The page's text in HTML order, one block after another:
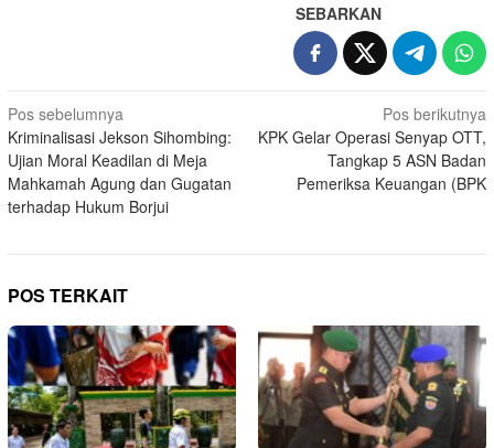
SEBARKAN
Navigasi
pos
Pos sebelumnya
Kriminalisasi Jekson Sihombing:
Ujian Moral Keadilan di Meja
Mahkamah Agung dan Gugatan
terhadap Hukum Borjui
Pos berikutnya
KPK Gelar Operasi Senyap OTT,
Tangkap 5 ASN Badan
Pemeriksa Keuangan (BPK
POS TERKAIT